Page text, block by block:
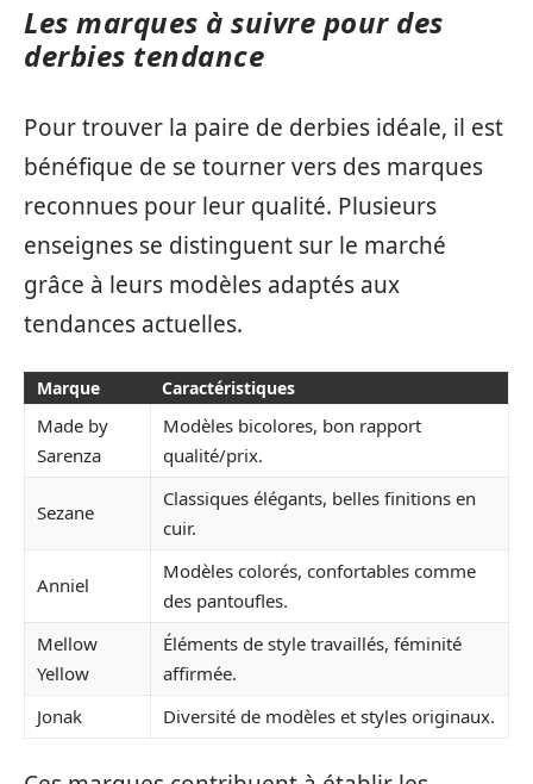
Les marques à suivre pour des
derbies tendance
Pour trouver la paire de derbies idéale, il est
bénéfique de se tourner vers des marques
reconnues pour leur qualité. Plusieurs
enseignes se distinguent sur le marché
grâce à leurs modèles adaptés aux
tendances actuelles.
Marque Caractéristiques
Made by
Sarenza
Modèles bicolores, bon rapport
qualité/prix.
Sezane
Classiques élégants, belles finitions en
cuir.
Anniel
Modèles colorés, confortables comme
des pantoufles.
Mellow
Yellow
Éléments de style travaillés, féminité
affirmée.
Jonak
Diversité de modèles et styles originaux.